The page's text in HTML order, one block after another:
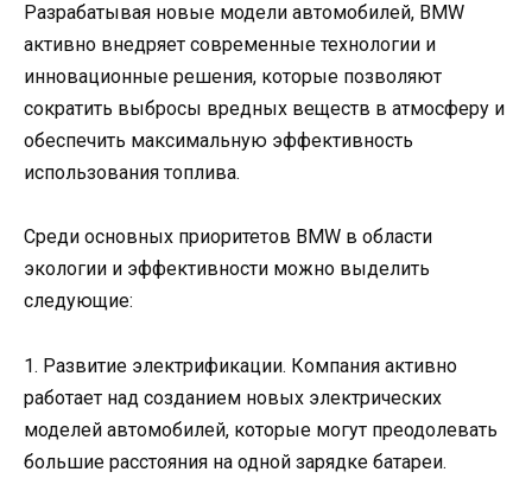
Разрабатывая новые модели автомобилей, BMW
активно внедряет современные технологии и
инновационные решения, которые позволяют
сократить выбросы вредных веществ в атмосферу и
обеспечить максимальную эффективность
использования топлива.
Среди основных приоритетов BMW в области
экологии и эффективности можно выделить
следующие:
1. Развитие электрификации. Компания активно
работает над созданием новых электрических
моделей автомобилей, которые могут преодолевать
большие расстояния на одной зарядке батареи.